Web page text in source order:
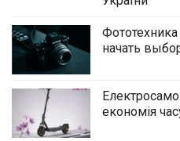
начать
економія